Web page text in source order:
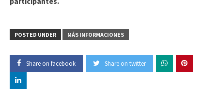
POSTED UNDER MÁS INFORMACIONES
Share on facebook Share on twitter